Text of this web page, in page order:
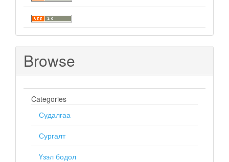
Browse
Categories
Судалгаа
Сургалт
Үзэл бодол